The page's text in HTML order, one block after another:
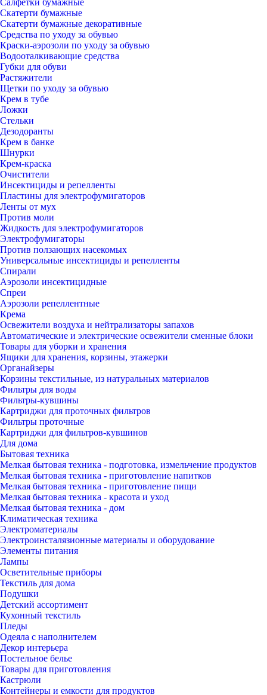
Салфетки бумажные
Скатерти бумажные
Скатерти бумажные декоративные
Средства по уходу за обувью
Краски-аэрозоли по уходу за обувью
Водооталкивающие средства
Губки для обуви
Растяжители
Щетки по уходу за обувью
Крем в тубе
Ложки
Стельки
Дезодоранты
Крем в банке
Шнурки
Крем-краска
Очистители
Инсектициды и репелленты
Пластины для электрофумигаторов
Ленты от мух
Против моли
Жидкость для электрофумигаторов
Электрофумигаторы
Против ползающих насекомых
Универсальные инсектициды и репелленты
Спирали
Аэрозоли инсектицидные
Спреи
Аэрозоли репеллентные
Крема
Освежители воздуха и нейтрализаторы запахов
Автоматические и электрические освежители сменные блоки
Товары для уборки и хранения
Ящики для хранения, корзины, этажерки
Органайзеры
Корзины текстильные, из натуральных материалов
Фильтры для воды
Фильтры-кувшины
Картриджи для проточных фильтров
Фильтры проточные
Картриджи для фильтров-кувшинов
Для дома
Бытовая техника
Мелкая бытовая техника - подготовка, измельчение продуктов
Мелкая бытовая техника - приготовление напитков
Мелкая бытовая техника - приготовление пищи
Мелкая бытовая техника - красота и уход
Мелкая бытовая техника - дом
Климатическая техника
Электроматериалы
Электроинсталязионные материалы и оборудование
Элементы питания
Лампы
Осветительные приборы
Текстиль для дома
Подушки
Детский ассортимент
Кухонный текстиль
Пледы
Одеяла с наполнителем
Декор интерьера
Постельное белье
Товары для приготовления
Кастрюли
Контейнеры и емкости для продуктов